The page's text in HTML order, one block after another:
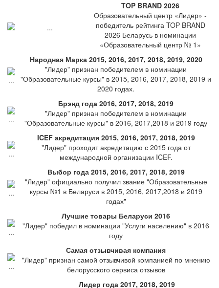
TOP BRAND 2026
Образовательный центр «Лидер» -
победитель рейтинга TOP BRAND
2026 Беларусь в номинации
«Образовательный центр № 1»
Народная Марка 2015, 2016, 2017, 2018, 2019, 2020
"Лидер" признан победителем в номинации
"Образовательные курсы" в 2015, 2016, 2017, 2018, 2019 и
2020 годах.
Брэнд года 2016, 2017, 2018, 2019
"Лидер" признан победителем в номинации
"Образовательные курсы" в 2016, 2017,2018 и 2019 году
ICEF акредитация 2015, 2016, 2017, 2018, 2019
"Лидер" проходит акредитацию с 2015 года от
международной организации ICEF.
Выбор года 2015, 2016, 2017, 2018, 2019
"Лидер" официально получил звание "Образовательные
курсы №1 в Беларуси в 2015, 2016, 2017,2018 и 2019
годах"
Лучшие товары Беларуси 2016
"Лидер" победил в номинации "Услуги населению" в 2016
году
Самая отзывчивая компания
"Лидер" признан самой отзывчивой компанией по мнению
белорусского сервиса отзывов
Лидер года 2017, 2018, 2019